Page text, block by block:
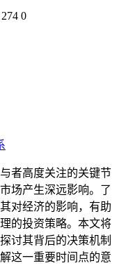
0
者高度关注的关键节
场产生深远影响。了
对经济的影响，有助
的投资策略。本文将
讨其背后的决策机制
这一重要时间点的意